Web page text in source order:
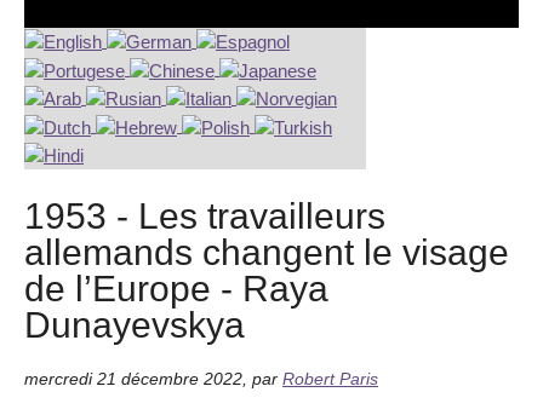
1953 - Les travailleurs
allemands changent le visage
de l’Europe - Raya
Dunayevskya
mercredi 21 décembre 2022 par Robert Paris